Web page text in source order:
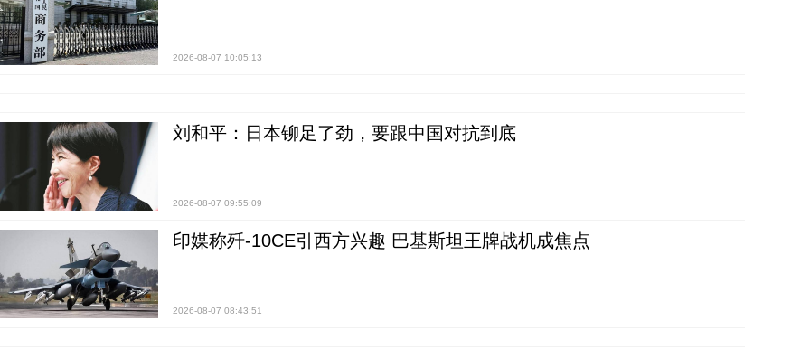
2026-08-07 10:05:13
刘和平：日本铆足了劲，要跟中国对抗到底
2026-08-07 09:55:09
印媒称歼-10CE引西方兴趣 巴基斯坦王牌战机成焦点
2026-08-07 08:43:51